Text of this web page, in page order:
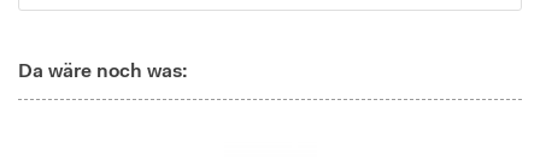
Da wäre noch was: